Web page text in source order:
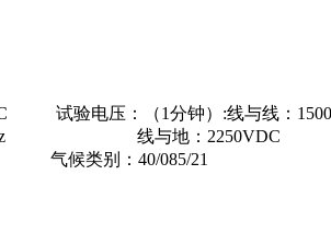
试验电压：（1分钟）:线与线：
60Hz 线与地：2250VDC
气候类别：40/085/21